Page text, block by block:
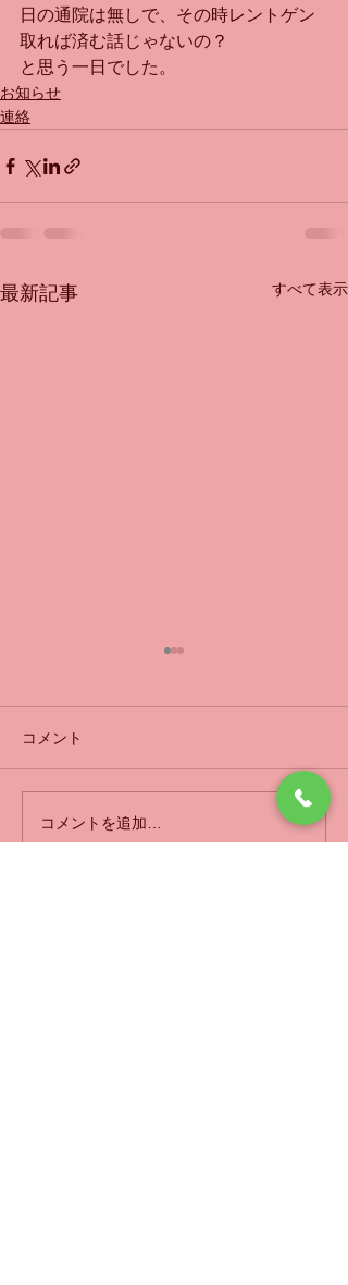
日の通院は無しで、その時レントゲン
取れば済む話じゃないの？
と思う一日でした。
お知らせ
連絡
最新記事 すべて表示
緊急のお知らせ
コメント
コメントを追加…